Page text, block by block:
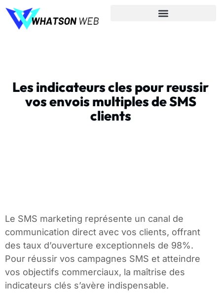
Les indicateurs cles pour reussir
vos envois multiples de SMS
clients
Le SMS marketing représente un canal de
communication direct avec vos clients, offrant
des taux d’ouverture exceptionnels de 98%.
Pour réussir vos campagnes SMS et atteindre
vos objectifs commerciaux, la maîtrise des
indicateurs clés s’avère indispensable.